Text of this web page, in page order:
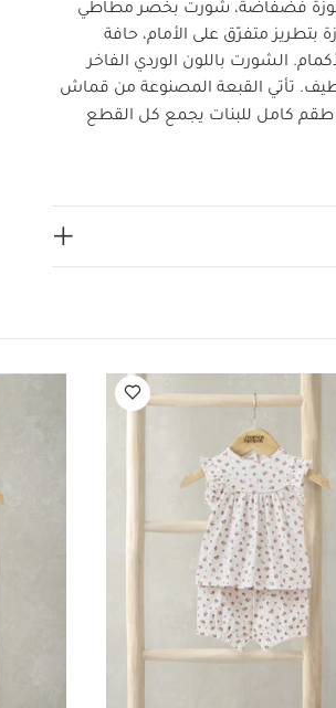
بلوزة فضفاضة، شورت بخصر مطاطي
من قطن ناعم 100%. تتميز البلوزة بتطريز متفرّق على الأمام، حافة
الشورت باللون الوردي الفاخر
تأتي القبعة المصنوعة من قماش
طقم كامل للبنات يجمع كل القطع